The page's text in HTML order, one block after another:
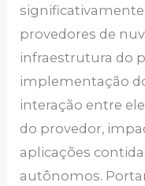
provedores de
infraestrutura do
implementação
interação entre
do provedor,
aplicações
autônomos.